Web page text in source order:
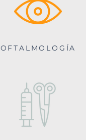
OFTALMOLOGÍA